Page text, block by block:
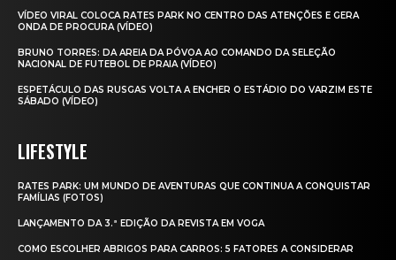
VÍDEO VIRAL COLOCA RATES PARK NO CENTRO DAS ATENÇÕES E GERA
ONDA DE PROCURA (VÍDEO)
BRUNO TORRES: DA AREIA DA PÓVOA AO COMANDO DA SELEÇÃO
NACIONAL DE FUTEBOL DE PRAIA (VÍDEO)
ESPETÁCULO DAS RUSGAS VOLTA A ENCHER O ESTÁDIO DO VARZIM ESTE
SÁBADO (VÍDEO)
LIFESTYLE
RATES PARK: UM MUNDO DE AVENTURAS QUE CONTINUA A CONQUISTAR
FAMÍLIAS (FOTOS)
LANÇAMENTO DA 3.ª EDIÇÃO DA REVISTA EM VOGA
COMO ESCOLHER ABRIGOS PARA CARROS: 5 FATORES A CONSIDERAR